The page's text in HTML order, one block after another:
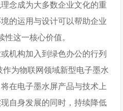
念成为大多数企业文化的重
的运用与设计可以帮助企业
性这一核心价值。
机构加入到绿色办公的行列
为物联网领域新型电子墨水
在电子墨水屏产品与技术上
自身发展的同时，持续降低